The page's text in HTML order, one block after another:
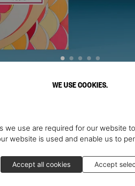
WE USE COOKIES.
we use are required for our website
website is used and enable us to
Accept all cookies Accept